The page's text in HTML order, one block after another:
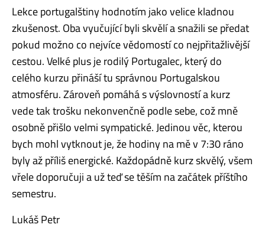
Lekce portugalštiny hodnotím jako velice kladnou
zkušenost. Oba vyučující byli skvělí a snažili se předat
pokud možno co nejvíce vědomostí co nejpřitažlivější
cestou. Velké plus je rodilý Portugalec, který do
celého kurzu přináší tu správnou Portugalskou
atmosféru. Zároveň pomáhá s výslovností a kurz
vede tak trošku nekonvenčně podle sebe, což mně
osobně přišlo velmi sympatické. Jedinou věc, kterou
bych mohl vytknout je, že hodiny na mě v 7:30 ráno
byly až příliš energické. Každopádně kurz skvělý, všem
vřele doporučuji a už teď se těším na začátek příštího
semestru.
Lukáš Petr